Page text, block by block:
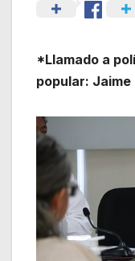
*Llamado a
popular: